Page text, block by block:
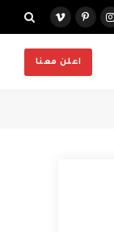
الانستغرامبينتيريست
فيميو
اعلن معنا